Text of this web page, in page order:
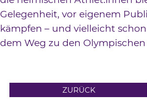
Gelegenheit, vor eigenem
kämpfen – und vielleicht
dem Weg zu den
ZURÜCK